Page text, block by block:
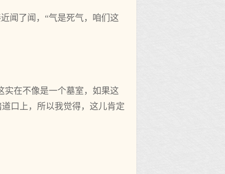
闻了闻，“气是死气，咱们这
实在不像是一个墓室，如果这
口上，所以我觉得，这儿肯定